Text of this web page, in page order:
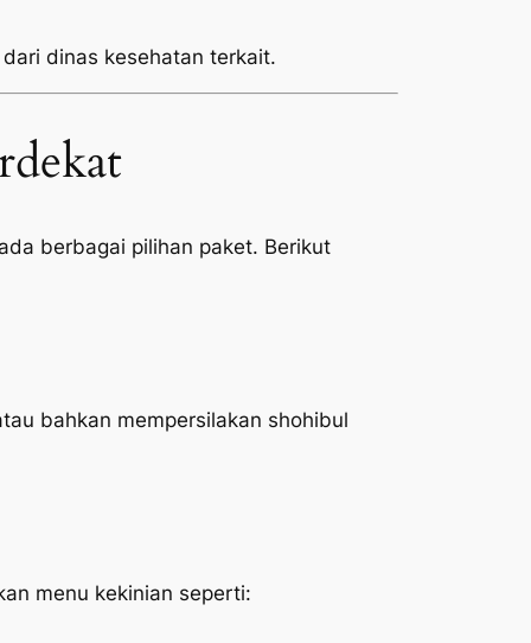
dinas kesehatan terkait.
berbagai pilihan paket. Berikut
bahkan mempersilakan shohibul
menu kekinian seperti: